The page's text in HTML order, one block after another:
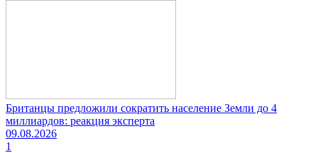
Британцы предложили сократить население Земли до 4
миллиардов: реакция эксперта
09.08.2026
1